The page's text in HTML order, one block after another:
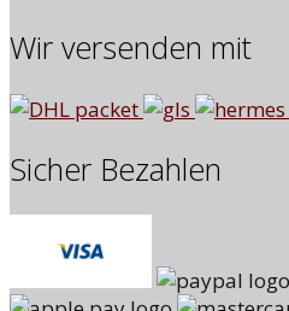
Wir versenden mit
Sicher Bezahlen